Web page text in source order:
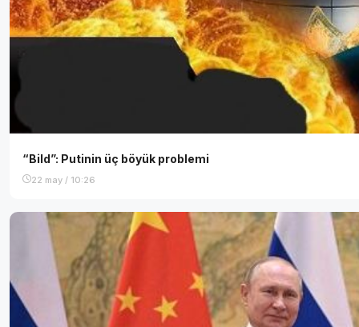
“Bild”: Putinin üç böyük problemi
22 may / 10:26